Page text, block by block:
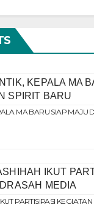
MA BARU SIAP MAJU
PARTISIPASI